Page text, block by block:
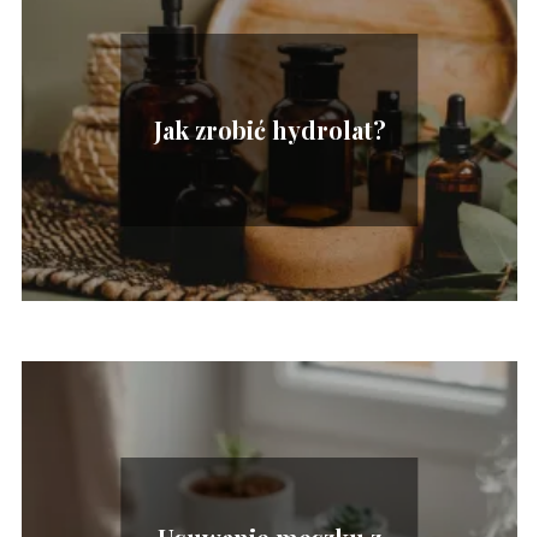
Jak zrobić hydrolat?